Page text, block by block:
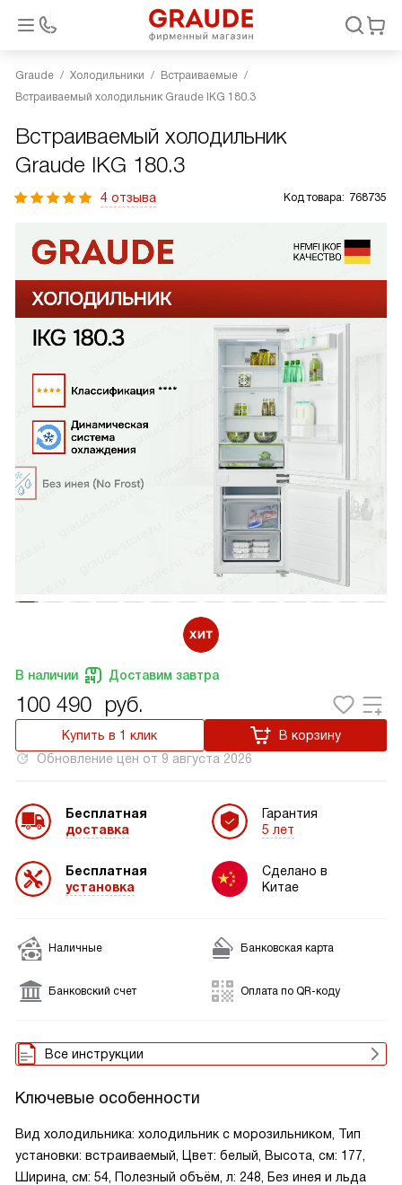
Graude Холодильники
Встраиваемые
Встраиваемый холодильник Graude IKG 180.3
Встраиваемый холодильник
Graude IKG 180.3
4 отзыва Код товара: 768735
В наличии Доставим завтра
100 490 руб.
Купить в 1 клик
В корзину
Обновление цен от 9 августа 2026
Бесплатная
доставка
Бесплатная
установка
Гарантия
5 лет
Сделано в
Китае
Наличные Банковская карта
Банковский счет Оплата по QR-коду
Все инструкции
Ключевые особенности
Вид холодильника: холодильник с морозильником, Тип
установки: встраиваемый, Цвет: белый, Высота, см: 177,
Ширина, см: 54, Полезный объём, л: 248, Без инея и льда